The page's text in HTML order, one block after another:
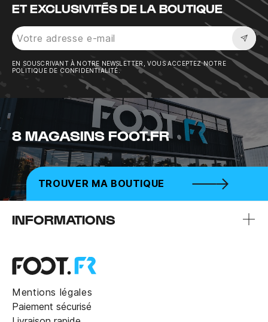
ET EXCLUSIVITÉS DE LA BOUTIQUE
EN SOUSCRIVANT À NOTRE NEWSLETTER, VOUS ACCEPTEZ NOTRE
POLITIQUE DE CONFIDENTIALITÉ.
8 MAGASINS FOOT.FR
TROUVER MA BOUTIQUE
INFORMATIONS
Mentions légales
Paiement sécurisé